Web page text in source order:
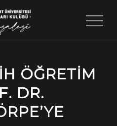
ÖĞRETIM
DR.